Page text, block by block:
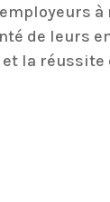
de leurs
la réussite